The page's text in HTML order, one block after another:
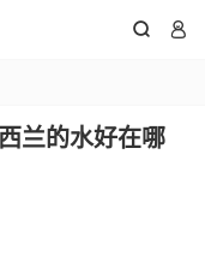
 
兰的水好在哪